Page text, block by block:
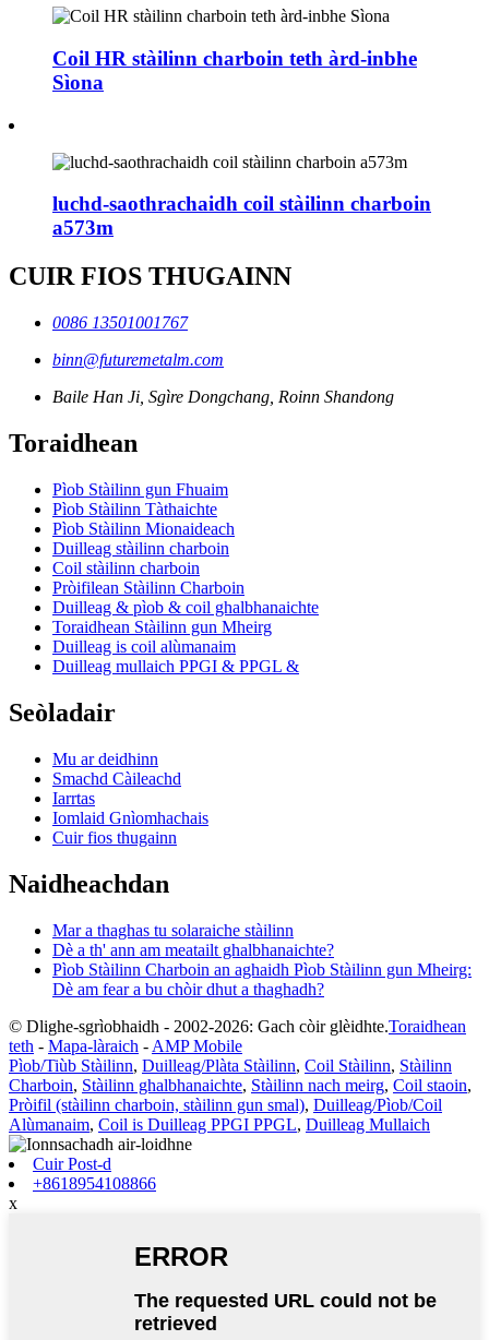
Coil HR stàilinn charboin teth àrd-inbhe
Sìona
luchd-saothrachaidh coil stàilinn charboin
a573m
CUIR FIOS THUGAINN
0086 13501001767
binn@futuremetalm.com
Baile Han Ji, Sgìre Dongchang, Roinn Shandong
Toraidhean
Pìob Stàilinn gun Fhuaim
Pìob Stàilinn Tàthaichte
Pìob Stàilinn Mionaideach
Duilleag stàilinn charboin
Coil stàilinn charboin
Pròifilean Stàilinn Charboin
Duilleag & pìob & coil ghalbhanaichte
Toraidhean Stàilinn gun Mheirg
Duilleag is coil alùmanaim
Duilleag mullaich PPGI & PPGL &
Seòladair
Mu ar deidhinn
Smachd Càileachd
Iarrtas
Iomlaid Gnìomhachais
Cuir fios thugainn
Naidheachdan
Mar a thaghas tu solaraiche stàilinn
Dè a th' ann am meatailt ghalbhanaichte?
Pìob Stàilinn Charboin an aghaidh Pìob Stàilinn gun Mheirg:
Dè am fear a bu chòir dhut a thaghadh?
© Dlighe-sgrìobhaidh - 2002-2026: Gach còir glèidhte.Toraidhean
teth - Mapa-làraich - AMP Mobile
Pìob/Tiùb Stàilinn, Duilleag/Plàta Stàilinn, Coil Stàilinn, Stàilinn
Charboin, Stàilinn ghalbhanaichte, Stàilinn nach meirg, Coil staoin,
Pròifil (stàilinn charboin, stàilinn gun smal), Duilleag/Pìob/Coil
Alùmanaim, Coil is Duilleag PPGI PPGL, Duilleag Mullaich
Cuir Post-d
+8618954108866
x